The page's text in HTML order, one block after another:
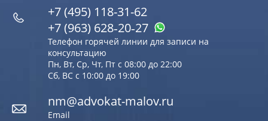
+7 (495) 118-31-62
+7 (963) 628‑20‑27
Телефон горячей линии для записи на
консультацию
Пн, Вт, Ср, Чт, Пт с 08:00 до 22:00
Сб, ВС с 10:00 до 19:00
nm@advokat-malov.ru
Email